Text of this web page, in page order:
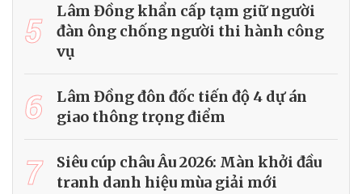
5
Lâm Đồng khẩn cấp tạm giữ người
đàn ông chống người thi hành công
vụ
6
Lâm Đồng đôn đốc tiến độ 4 dự án
giao thông trọng điểm
7
Siêu cúp châu Âu 2026: Màn khởi đầu
tranh danh hiệu mùa giải mới